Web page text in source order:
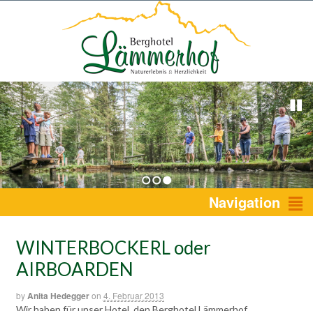
1 2 3 Navigation
WINTERBOCKERL oder
AIRBOARDEN
byAnita Hedeggeron 4. Februar 2013